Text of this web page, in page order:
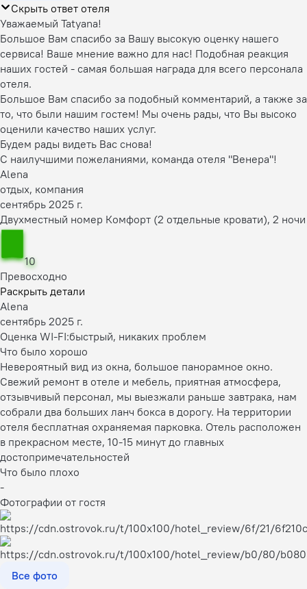
Скрыть ответ отеля
Уважаемый Tatyana!
Большое Вам спасибо за Вашу высокую оценку нашего
сервиса! Ваше мнение важно для нас! Подобная реакция
наших гостей - самая большая награда для всего персонала
отеля.
Большое Вам спасибо за подобный комментарий, а также за
то, что были нашим гостем! Мы очень рады, что Вы высоко
оценили качество наших услуг.
Будем рады видеть Вас снова!
С наилучшими пожеланиями, команда отеля "Венера"!
Alena
отдых, компания
сентябрь 2025 г.
Двухместный номер Комфорт (2 отдельные кровати), 2 ночи
10
Превосходно
Раскрыть детали
Alena
сентябрь 2025 г.
Оценка WI-FI:быстрый, никаких проблем
Что было хорошо
Невероятный вид из окна, большое панорамное окно.
Свежий ремонт в отеле и мебель, приятная атмосфера,
отзывчивый персонал, мы выезжали раньше завтрака, нам
собрали два больших ланч бокса в дорогу. На территории
отеля бесплатная охраняемая парковка. Отель расположен
в прекрасном месте, 10-15 минут до главных
достопримечательностей
Что было плохо
-
Фотографии от гостя
Все фото